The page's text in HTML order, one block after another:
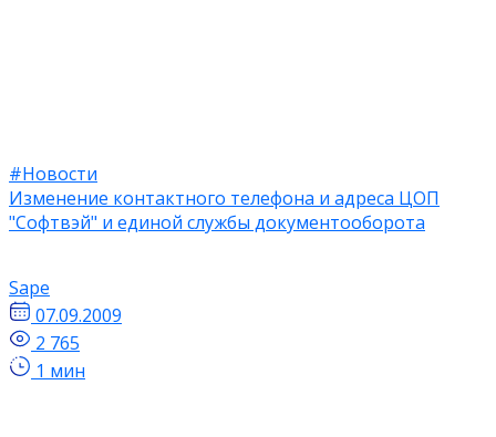
#Новости
Изменение контактного телефона и адреса ЦОП
"Софтвэй" и единой службы документооборота
Sape
07.09.2009
2 765
1 мин